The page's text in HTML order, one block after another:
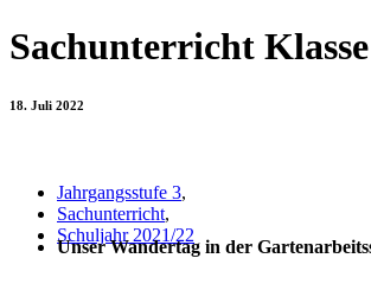
Sachunterricht
18. Juli 2022
Jahrgangsstufe 3,
Sachunterricht,
Schuljahr 2021/22
Unser Wandertag in der